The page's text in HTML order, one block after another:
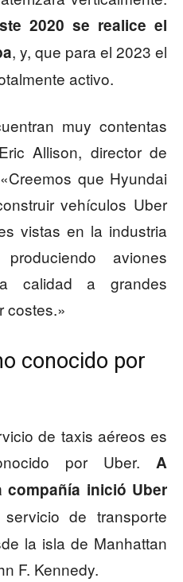
2020 se realice el
, y, que para el 2023 el
activo.
muy contentas
Allison, director de
que Hyundai
vehículos Uber
vistas en la industria
aviones
calidad a grandes
costes.»
conocido por
de taxis aéreos es
por Uber. A
compañía inició Uber
de transporte
la isla de Manhattan
F. Kennedy.